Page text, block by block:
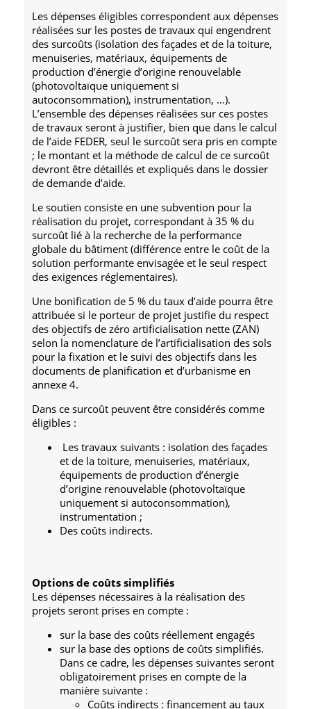
Les dépenses éligibles correspondent aux dépenses
réalisées sur les postes de travaux qui engendrent
des surcoûts (isolation des façades et de la toiture,
menuiseries, matériaux, équipements de
production d’énergie d’origine renouvelable
(photovoltaïque uniquement si
autoconsommation), instrumentation, …).
L’ensemble des dépenses réalisées sur ces postes
de travaux seront à justifier, bien que dans le calcul
de l’aide FEDER, seul le surcoût sera pris en compte
; le montant et la méthode de calcul de ce surcoût
devront être détaillés et expliqués dans le dossier
de demande d’aide.
Le soutien consiste en une subvention pour la
réalisation du projet, correspondant à 35 % du
surcoût lié à la recherche de la performance
globale du bâtiment (différence entre le coût de la
solution performante envisagée et le seul respect
des exigences réglementaires).
Une bonification de 5 % du taux d’aide pourra être
attribuée si le porteur de projet justifie du respect
des objectifs de zéro artificialisation nette (ZAN)
selon la nomenclature de l’artificialisation des sols
pour la fixation et le suivi des objectifs dans les
documents de planification et d’urbanisme en
annexe 4.
Dans ce surcoût peuvent être considérés comme
éligibles :
Les travaux suivants : isolation des façades
et de la toiture, menuiseries, matériaux,
équipements de production d’énergie
d’origine renouvelable (photovoltaïque
uniquement si autoconsommation),
instrumentation ;
Des coûts indirects.
Options de coûts simplifiés
Les dépenses nécessaires à la réalisation des
projets seront prises en compte :
sur la base des coûts réellement engagés
sur la base des options de coûts simplifiés.
Dans ce cadre, les dépenses suivantes seront
obligatoirement prises en compte de la
manière suivante :
Coûts indirects : financement au taux